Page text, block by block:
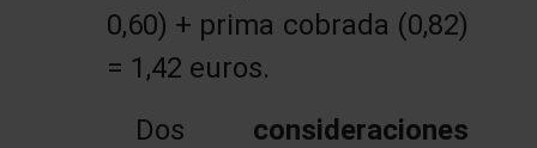
0,60) + prima cobrada (0,82)
= 1,42 euros.
Dos consideraciones